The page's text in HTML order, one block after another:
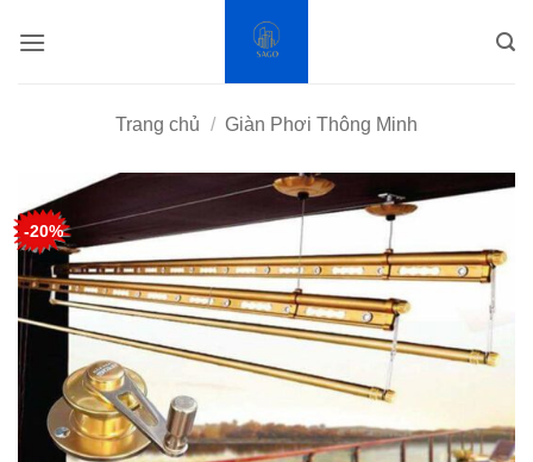
qua
Trang chủ / Giàn Phơi Thông Minh
-20%